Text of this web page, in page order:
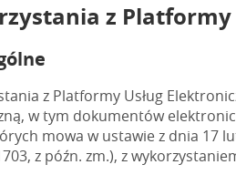
z Platformy
z Platformy Usług
w tym dokumentów
mowa w ustawie z dnia 17
z późn. zm.), z